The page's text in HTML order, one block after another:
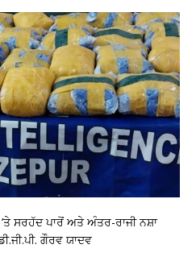
ਸਰਹੱਦ ਪਾਰੋਂ ਅਤੇ ਅੰਤਰ-ਰਾਜੀ ਨਸ਼ਾ
ਗੌਰਵ ਯਾਦਵ